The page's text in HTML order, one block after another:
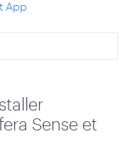
App
Sense et